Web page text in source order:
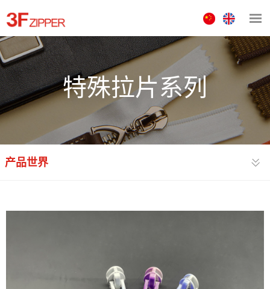
中
文
ENGLISH
特殊拉片系列
产品世界